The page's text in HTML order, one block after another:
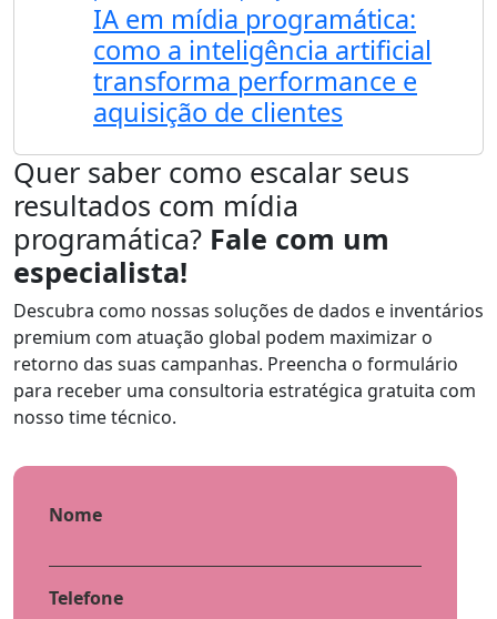
IA em mídia programática:
como a inteligência artificial
transforma performance e
aquisição de clientes
Quer saber como escalar seus
resultados com mídia
programática? Fale com um
especialista!
Descubra como nossas soluções de dados e inventários
premium com atuação global podem maximizar o
retorno das suas campanhas. Preencha o formulário
para receber uma consultoria estratégica gratuita com
nosso time técnico.
Nome
Telefone